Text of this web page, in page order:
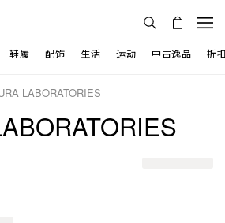
鞋履 配饰 生活 运动 中古逸品 折
LABORATORIES